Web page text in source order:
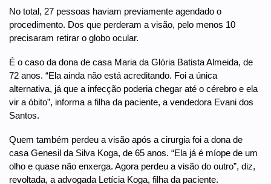
No total, 27 pessoas haviam previamente agendado o
procedimento. Dos que perderam a visão, pelo menos 10
precisaram retirar o globo ocular.
É o caso da dona de casa Maria da Glória Batista Almeida, de
72 anos. “Ela ainda não está acreditando. Foi a única
alternativa, já que a infecção poderia chegar até o cérebro e ela
vir a óbito”, informa a filha da paciente, a vendedora Evani dos
Santos.
Quem também perdeu a visão após a cirurgia foi a dona de
casa Genesil da Silva Koga, de 65 anos. “Ela já é míope de um
olho e quase não enxerga. Agora perdeu a visão do outro”, diz,
revoltada, a advogada Letícia Koga, filha da paciente.